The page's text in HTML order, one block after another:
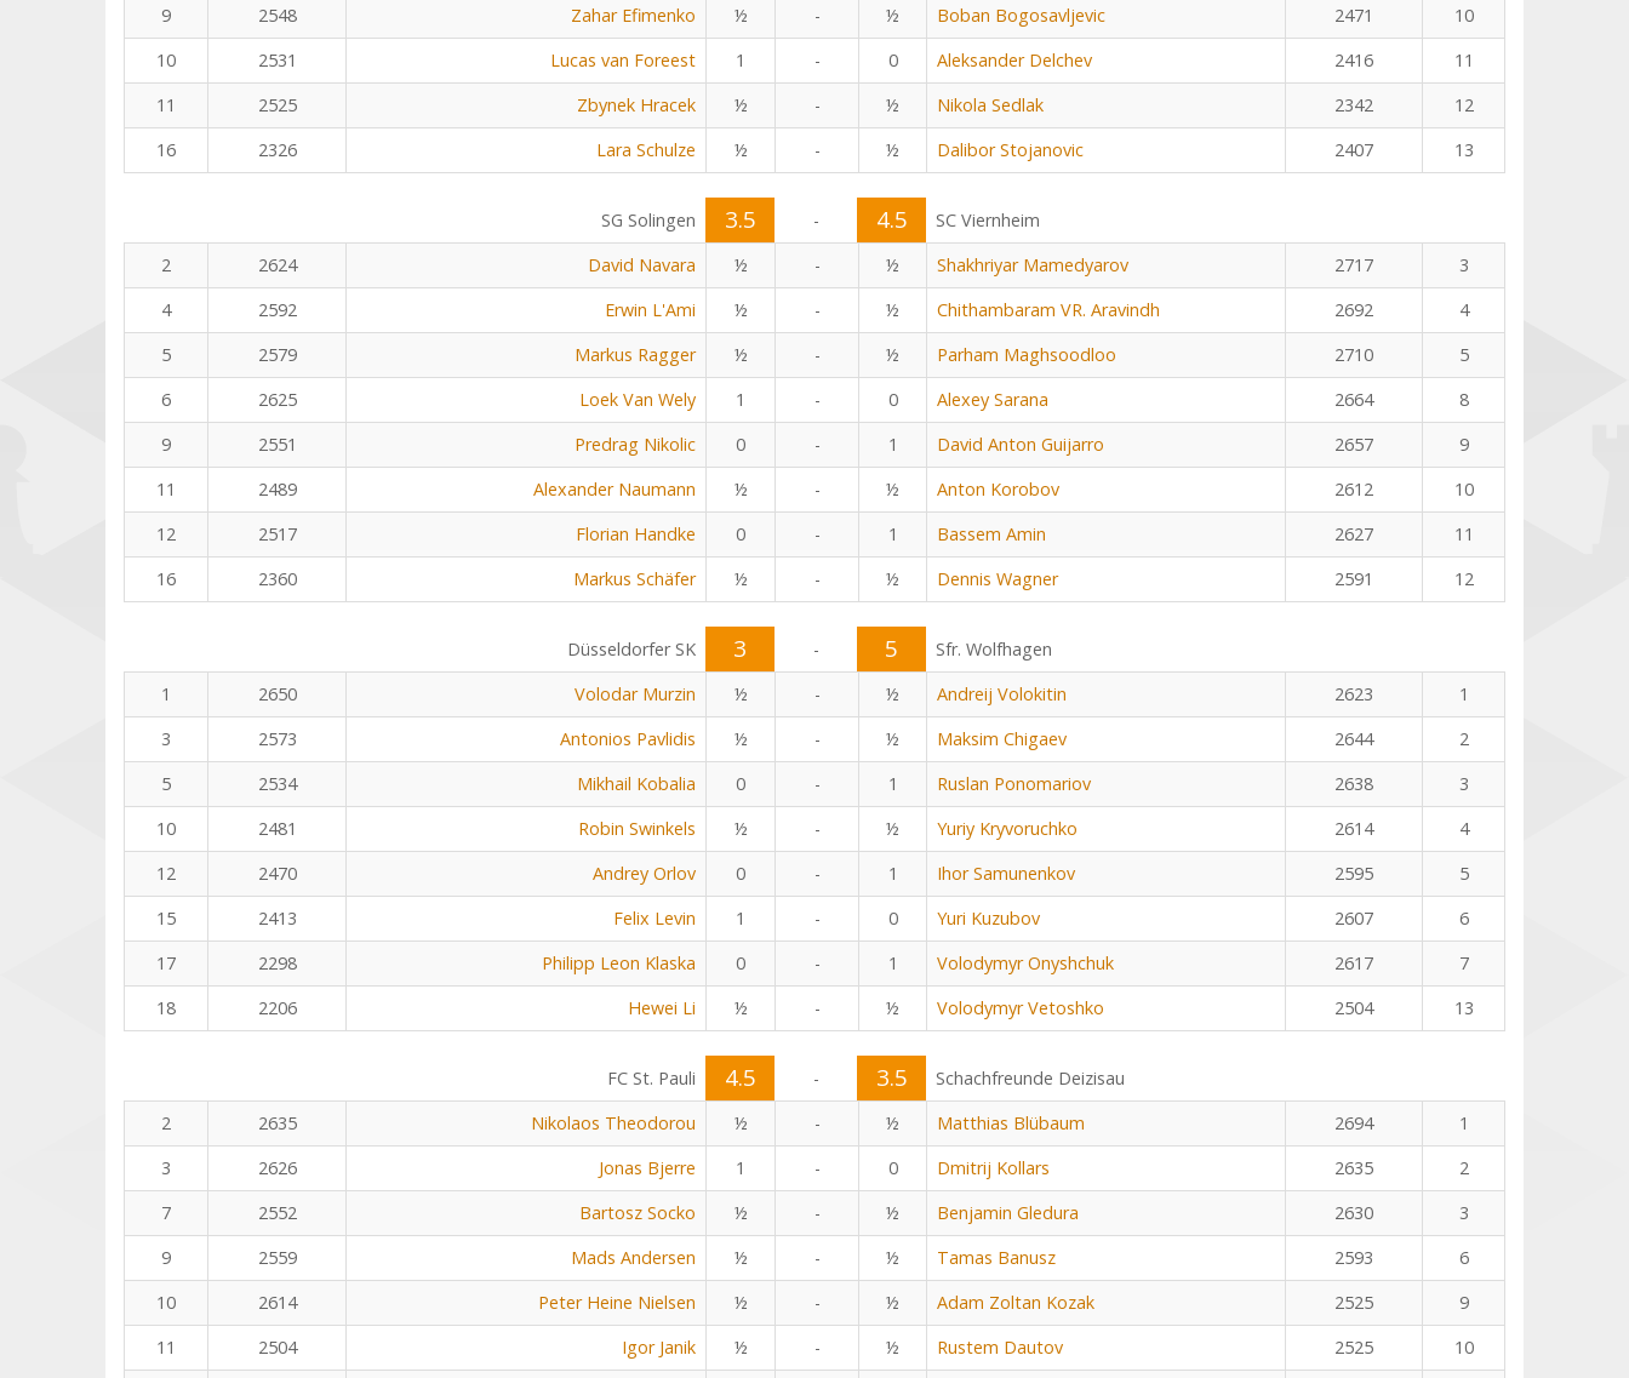
9
2548 Zahar Efimenko ½ - ½ Boban Bogosavljevic 2471
10
10
2531 Lucas van Foreest 1 - 0 Aleksander Delchev 2416
11
11
2525 Zbynek Hracek ½ - ½ Nikola Sedlak 2342
12
16
2326 Lara Schulze ½ - ½ Dalibor Stojanovic 2407 13
SG Solingen 3.5 - 4.5
SC Viernheim
2
2624 David Navara ½ - ½ Shakhriyar Mamedyarov 2717
3
4
2592 Erwin L'Ami ½ - ½ Chithambaram VR. Aravindh 2692
4
5
2579 Markus Ragger ½ - ½ Parham Maghsoodloo 2710
5
6
2625 Loek Van Wely 1 - 0 Alexey Sarana 2664
8
9
2551 Predrag Nikolic 0 - 1 David Anton Guijarro 2657
9
11
2489 Alexander Naumann ½ - ½ Anton Korobov 2612
10
12
2517 Florian Handke 0 - 1 Bassem Amin 2627
11
16
2360 Markus Schäfer ½ - ½ Dennis Wagner 2591 12
Düsseldorfer SK 3 - 5
Sfr. Wolfhagen
1
2650 Volodar Murzin ½ - ½ Andreij Volokitin 2623
1
3
2573 Antonios Pavlidis ½ - ½ Maksim Chigaev 2644
2
5
2534 Mikhail Kobalia 0 - 1 Ruslan Ponomariov 2638
3
10
2481 Robin Swinkels ½ - ½ Yuriy Kryvoruchko 2614
4
12
2470 Andrey Orlov 0 - 1 Ihor Samunenkov 2595
5
15
2413 Felix Levin 1 - 0 Yuri Kuzubov 2607
6
17
2298 Philipp Leon Klaska 0 - 1 Volodymyr Onyshchuk 2617
7
18
2206 Hewei Li ½ - ½ Volodymyr Vetoshko 2504 13
FC St. Pauli 4.5 - 3.5
Schachfreunde Deizisau
2
2635 Nikolaos Theodorou ½ - ½ Matthias Blübaum 2694
1
3
2626 Jonas Bjerre 1 - 0 Dmitrij Kollars 2635
2
7
2552 Bartosz Socko ½ - ½ Benjamin Gledura 2630
3
9
2559 Mads Andersen ½ - ½ Tamas Banusz 2593
6
10
2614 Peter Heine Nielsen ½ - ½ Adam Zoltan Kozak 2525
9
11
2504 Igor Janik ½ - ½ Rustem Dautov 2525
10